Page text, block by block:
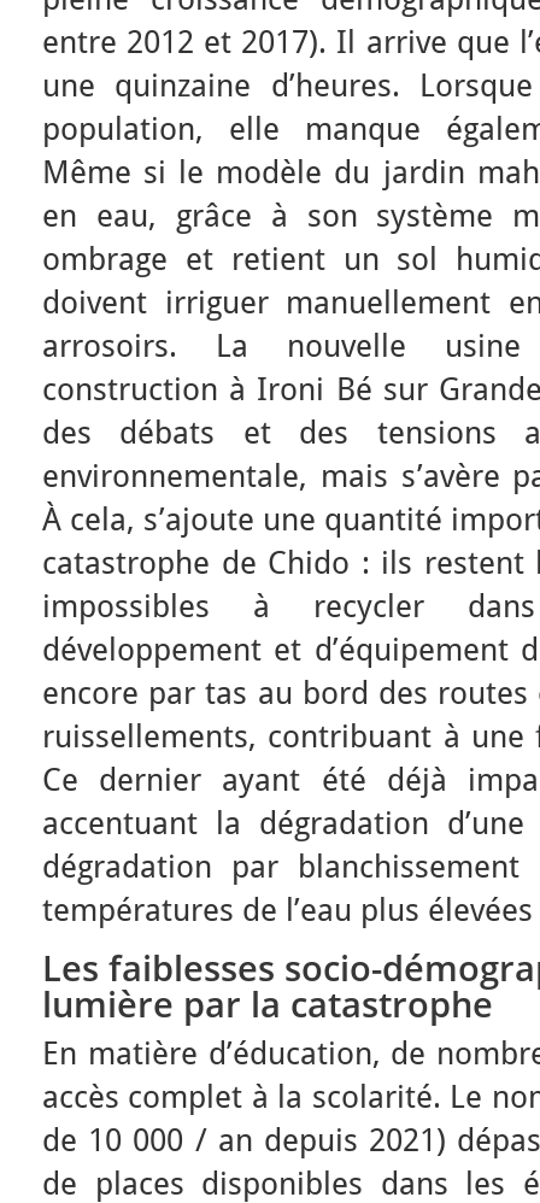
entre 2012 et 2017). Il arrive que
une quinzaine d’heures.
population, elle manque
Même si le modèle du jardin
en eau, grâce à son système
ombrage et retient un sol
doivent irriguer manuellement
arrosoirs. La nouvelle
construction à Ironi Bé sur
des débats et des tensions
environnementale, mais s’avère
À cela, s’ajoute une quantité
catastrophe de Chido : ils
impossibles à recycler
développement et d’équipement
encore par tas au bord des
ruissellements, contribuant à
Ce dernier ayant été déjà
accentuant la dégradation
dégradation par
températures de l’eau plus
Les faiblesses socio-
lumière par la catastrophe
En matière d’éducation, de
accès complet à la scolarité. Le
de 10 000 / an depuis 2021)
de places disponibles dans les